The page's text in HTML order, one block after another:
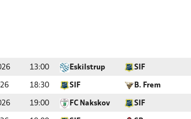
13:00 Eskilstrup SIF
18:30 SIF B. Frem
19:00 FC Nakskov SIF